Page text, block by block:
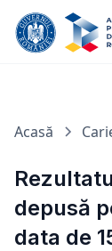
Acasă
depusă
data de